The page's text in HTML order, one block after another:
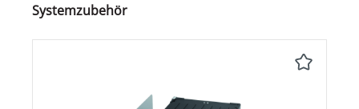
Produktgalerie überspringen
Systemzubehör